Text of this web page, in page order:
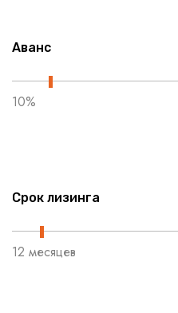
Аванс
10%
Срок лизинга
12 месяцев